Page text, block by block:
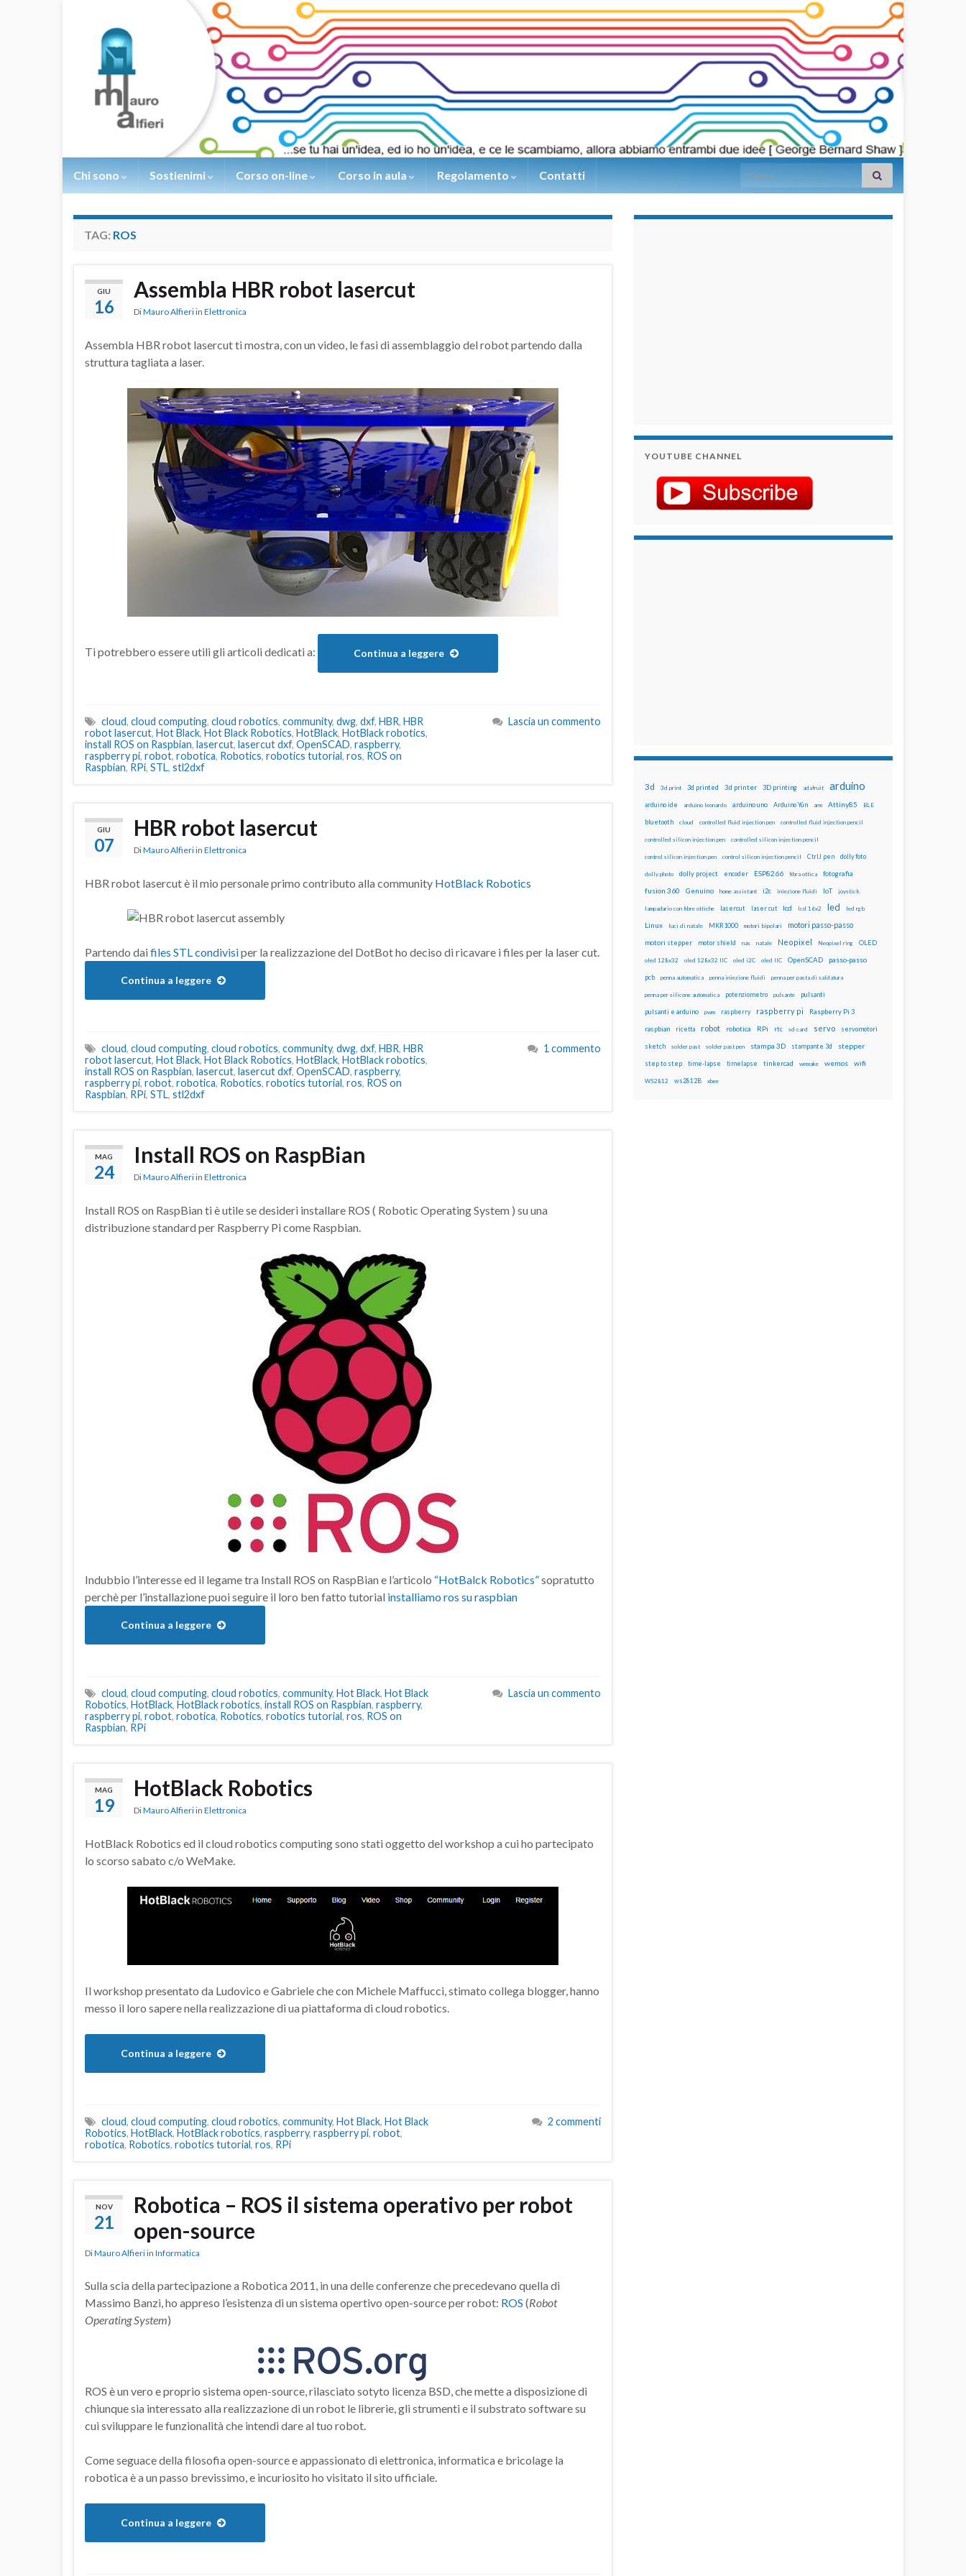
Chi sono Sostienimi Corso on-line Corso in aula Regolamento Contatti Search for:
TAG: ROS
GIU
16
Assembla HBR robot lasercut
DiMauro Alfieri in Elettronica
Assembla HBR robot lasercut ti mostra, con un video, le fasi di assemblaggio del robot partendo dalla
struttura tagliata a laser.
Ti potrebbero essere utili gli articoli dedicati a: Continua a leggere
cloud, cloud computing, cloud robotics, community, dwg, dxf, HBR, HBR
robot lasercut, Hot Black, Hot Black Robotics, HotBlack, HotBlack robotics,
install ROS on Raspbian, lasercut, lasercut dxf, OpenSCAD, raspberry,
raspberry pi, robot, robotica, Robotics, robotics tutorial, ros, ROS on
Raspbian, RPi, STL, stl2dxf
Lascia un commento
GIU
07
HBR robot lasercut
DiMauro Alfieri in Elettronica
HBR robot lasercut è il mio personale primo contributo alla community HotBlack Robotics
Partendo dai files STL condivisiper la realizzazione del DotBot ho deciso di ricavare i files per la laser cut.
Continua a leggere
cloud, cloud computing, cloud robotics, community, dwg, dxf, HBR, HBR
robot lasercut, Hot Black, Hot Black Robotics, HotBlack, HotBlack robotics,
install ROS on Raspbian, lasercut, lasercut dxf, OpenSCAD, raspberry,
raspberry pi, robot, robotica, Robotics, robotics tutorial, ros, ROS on
Raspbian, RPi, STL, stl2dxf
1 commento
MAG
24
Install ROS on RaspBian
DiMauro Alfieri in Elettronica
Install ROS on RaspBian ti è utile se desideri installare ROS ( Robotic Operating System ) su una
distribuzione standard per Raspberry Pi come Raspbian.
Indubbio l’interesse ed il legame tra Install ROS on RaspBian e l’articolo “HotBalck Robotics”sopratutto
perchè per l’installazione puoi seguire il loro ben fatto tutorial installiamo ros su raspbian
Continua a leggere
cloud, cloud computing, cloud robotics, community, Hot Black, Hot Black
Robotics, HotBlack, HotBlack robotics, install ROS on Raspbian, raspberry,
raspberry pi, robot, robotica, Robotics, robotics tutorial, ros, ROS on
Raspbian, RPi
Lascia un commento
MAG
19
HotBlack Robotics
DiMauro Alfieri in Elettronica
HotBlack Robotics ed il cloud robotics computing sono stati oggetto del workshop a cui ho partecipato
lo scorso sabato c/o WeMake.
Il workshop presentato da Ludovico e Gabriele che con Michele Maffucci, stimato collega blogger, hanno
messo il loro sapere nella realizzazione di ua piattaforma di cloud robotics.
Continua a leggere
cloud, cloud computing, cloud robotics, community, Hot Black, Hot Black
Robotics, HotBlack, HotBlack robotics, raspberry, raspberry pi, robot,
robotica, Robotics, robotics tutorial, ros, RPi
2 commenti
NOV
21
Robotica – ROS il sistema operativo per robot
open-source
DiMauro Alfieri in Informatica
Sulla scia della partecipazione a Robotica 2011, in una delle conferenze che precedevano quella di
Massimo Banzi, ho appreso l’esistenza di un sistema opertivo open-source per robot: ROS (Robot
Operating System)
ROS è un vero e proprio sistema open-source, rilasciato sotyto licenza BSD, che mette a disposizione di
chiunque sia interessato alla realizzazione di un robot le librerie, gli strumenti e il substrato software su
cui sviluppare le funzionalità che intendi dare al tuo robot.
Come seguace della filosofia open-source e appassionato di elettronica, informatica e bricolage la
robotica è a un passo brevissimo, e incuriosito ho visitato il sito ufficiale.
Continua a leggere
YOUTUBE CHANNEL
3d 3d print 3d printed 3d printer 3D printing adafruit arduino
arduino ide arduino leonardo arduino uno Arduino Yún arm Attiny85 BLE
bluetooth cloud controlled fluid injection pen controlled fluid injection pencil
controlled silicon injection pen controlled silicon injection pencil
control silicon injection pen control silicon injection pencil CtrlJ pen dolly foto
dolly photo dolly project encoder ESP8266 fibra ottica fotografia
fusion 360 Genuino home assistant i2c iniezione fluidi IoT joystick
lampadario con fibre ottiche lasercut laser cut lcd lcd 16x2 led led rgb
Linux luci di natale MKR1000 motori bipolari motori passo-passo
motori stepper motor shield nas natale Neopixel Neopixel ring OLED
oled 128x32 oled 128x32 IIC oled i2C oled IIC OpenSCAD passo-passo
pcb penna automatica penna iniezione fluidi penna per pasta di saldatura
penna per silicone automatica potenziometro pulsante pulsanti
pulsanti e arduino pwm raspberry raspberry pi Raspberry Pi 3
raspbian ricetta robot robotica RPi rtc sd card servo servomotori
sketch solder past solder past pen stampa 3D stampante 3d stepper
step to step time-lapse timelapse tinkercad wemake wemos wifi
WS2812 ws2812B xbee